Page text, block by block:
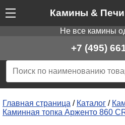
Камины & Печи
Не все камины
+7 (495)
Главная страница / Каталог /
Каминная топка Арженто 860